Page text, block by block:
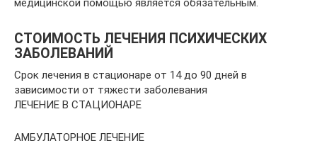
медицинской помощью является обязательным.
СТОИМОСТЬ ЛЕЧЕНИЯ ПСИХИЧЕСКИХ
ЗАБОЛЕВАНИЙ
Срок лечения в стационаре от 14 до 90 дней в
зависимости от тяжести заболевания
ЛЕЧЕНИЕ В СТАЦИОНАРЕ
АМБУЛАТОРНОЕ ЛЕЧЕНИЕ